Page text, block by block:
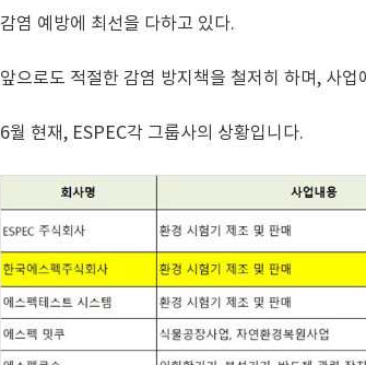
감염 예방에 최선을 다하고 있다.
앞으로도 적절한 감염 방지책을 철저히 하며, 사
6월 현재, ESPEC각 그룹사의 상황입니다.